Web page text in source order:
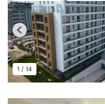
1 / 14
Previous